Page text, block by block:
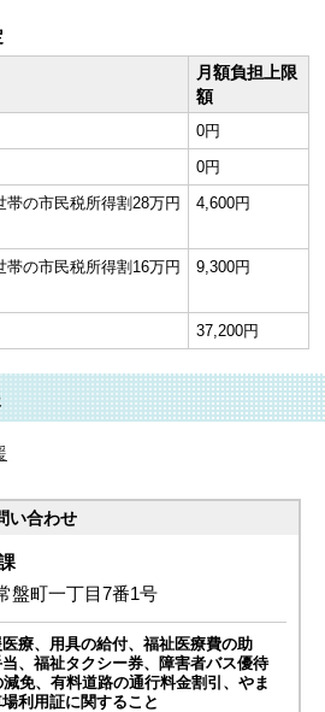
月額負担上限
額
0円
0円
の市民税所得割28万円
4,600円
の市民税所得割16万円
9,300円
37,200円
い合わせ
盤町一丁目7番1号
療、用具の給付、福祉医療費の助
、福祉タクシー券、障害者バス優待
免、有料道路の通行料金割引、やま
利用証に関すること